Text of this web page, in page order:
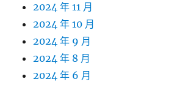
2024 年 11 月
2024 年 10 月
2024 年 9 月
2024 年 8 月
2024 年 6 月